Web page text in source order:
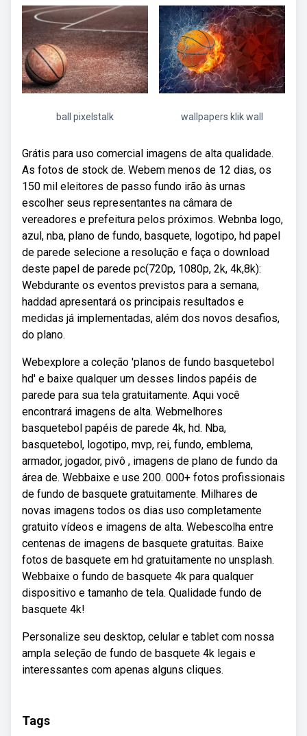
ball pixelstalk wallpapers klik wall
Grátis para uso comercial imagens de alta qualidade.
As fotos de stock de. Webem menos de 12 dias, os
150 mil eleitores de passo fundo irão às urnas
escolher seus representantes na câmara de
vereadores e prefeitura pelos próximos. Webnba logo,
azul, nba, plano de fundo, basquete, logotipo, hd papel
de parede selecione a resolução e faça o download
deste papel de parede pc(720p, 1080p, 2k, 4k,8k):
Webdurante os eventos previstos para a semana,
haddad apresentará os principais resultados e
medidas já implementadas, além dos novos desafios,
do plano.
Webexplore a coleção 'planos de fundo basquetebol
hd' e baixe qualquer um desses lindos papéis de
parede para sua tela gratuitamente. Aqui você
encontrará imagens de alta. Webmelhores
basquetebol papéis de parede 4k, hd. Nba,
basquetebol, logotipo, mvp, rei, fundo, emblema,
armador, jogador, pivô , imagens de plano de fundo da
área de. Webbaixe e use 200. 000+ fotos profissionais
de fundo de basquete gratuitamente. Milhares de
novas imagens todos os dias uso completamente
gratuito vídeos e imagens de alta. Webescolha entre
centenas de imagens de basquete gratuitas. Baixe
fotos de basquete em hd gratuitamente no unsplash.
Webbaixe o fundo de basquete 4k para qualquer
dispositivo e tamanho de tela. Qualidade fundo de
basquete 4k!
Personalize seu desktop, celular e tablet com nossa
ampla seleção de fundo de basquete 4k legais e
interessantes com apenas alguns cliques.
Tags